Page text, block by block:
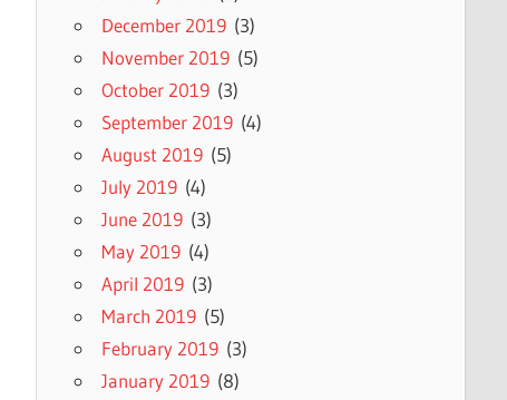
December 2019(3)
November 2019(5)
October 2019(3)
September 2019(4)
August 2019(5)
July 2019(4)
June 2019(3)
May 2019(4)
April 2019(3)
March 2019(5)
February 2019(3)
January 2019(8)